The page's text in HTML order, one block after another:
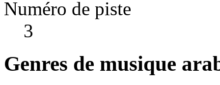
Numéro de piste
3
Genres de musique